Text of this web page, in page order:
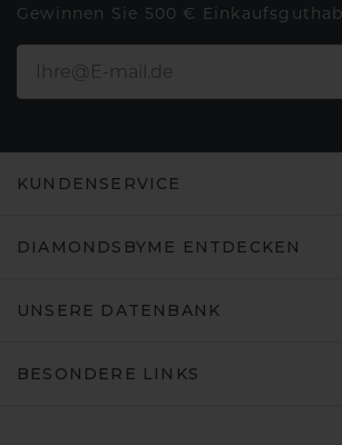
Gewinnen Sie 500 €
KUNDENSERVICE
DIAMONDSBYME ENTDECKEN
UNSERE DATENBANK
BESONDERE LINKS